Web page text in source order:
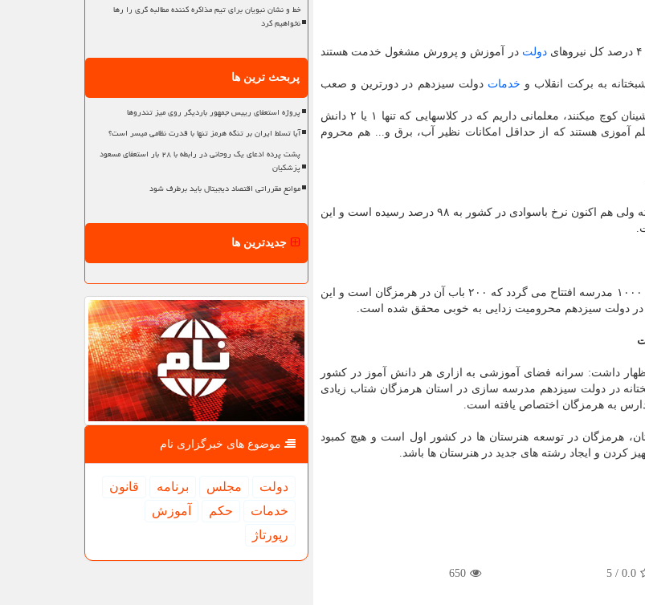
دولت در آموزش و پرورش مشغول خدمت هستند
به برکت انقلاب و خدمات دولت سیزدهم در دورترین و صعب
وزیر آموزش و پرورش خاطرنشان کرد: معلمانی داریم که همراه با ایل نشینان کوچ میکنند، معلمانی داریم که در کلاسهایی که تنها ۱ یا ۲ دانش
آموزی هستند که از حداقل امکانات نظیر آب، برق و... هم محروم
وی اظهار داشت: در زمان قبل از انقلاب از هر ۲ نفر تنها یک نفر سواد داشته ولی هم اکنون نرخ باسوادی در کشور به ۹۸ درصد رسیده است و این
وی بیان نمود: در دهه فجر سال جاری به صورت همزمان در سرتاسر کشور ۱۰۰۰ مدرسه افتتاح می گردد که ۲۰۰ باب آن در هرمزگان است و این
در دولت سیزدهم محرومیت زدایی به خوبی محقق شده است.
داشت: سرانه فضای آموزشی به ازاری هر دانش آموز در کشور
این سرانه در استان هرمزگان ۴/۸۰ است. خوشبختانه در دولت سیزدهم مدرسه سازی در استان هرمزگان شتاب زیادی
به هرمزگان اختصاص یافته است.
هرمزگان در توسعه هنرستان ها در کشور اول است و هیچ کمبود
کردن و ایجاد رشته های جدید در هنرستان ها باشد.
0.0
/
5
650
خط و نشان نبویان برای تیم مذاکره کننده مطالبه گری را رها
نخواهیم کرد
پربحث ترین ها
پروژه استعفای رییس جمهور باردیگر روی میز تندروها
آیا تسلط ایران بر تنگه هرمز تنها با قدرت نظامی میسر است؟
پشت پرده ادعای یک روحانی در رابطه با ۲۸ بار استعفای مسعود
پزشکیان
موانع مقرراتی اقتصاد دیجیتال باید برطرف شود
جدیدترین ها
موضوع های خبرگزاری نام
دولت مجلس برنامه
قانون
خدمات
حكم
آموزش
رپورتاژ